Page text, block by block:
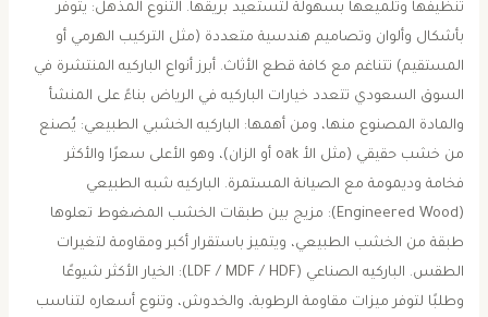
تنظيفها وتلميعها بسهولة لتستعيد بريقها. ​التنوع المذهل: يتوفر
بأشكال وألوان وتصاميم هندسية متعددة (مثل التركيب الهرمي أو
المستقيم) تتناغم مع كافة قطع الأثاث. ​أبرز أنواع الباركيه المنتشرة في
السوق السعودي ​تتعدد خيارات الباركيه في الرياض بناءً على المنشأ
والمادة المصنوع منها، ومن أهمها: ​الباركيه الخشبي الطبيعي: يُصنع
من خشب حقيقي (مثل الأ oak أو الزان)، وهو الأعلى سعرًا والأكثر
فخامة وديمومة مع الصيانة المستمرة. ​الباركيه شبه الطبيعي
(Engineered Wood): مزيج بين طبقات الخشب المضغوط تعلوها
طبقة من الخشب الطبيعي، ويتميز باستقرار أكبر ومقاومة لتغيرات
الطقس. ​الباركيه الصناعي (LDF / MDF / HDF): الخيار الأكثر شيوعًا
وطلبًا لتوفر ميزات مقاومة الرطوبة، والخدوش، وتنوع أسعاره لتناسب